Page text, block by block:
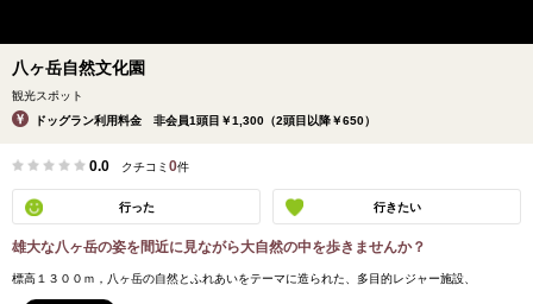
八ヶ岳自然文化園
観光スポット
ドッグラン利用料金 非会員1頭目￥1,300（2頭目以降￥650）
0.0 クチコミ 0件
行った 行きたい
雄大な八ヶ岳の姿を間近に見ながら大自然の中を歩きませんか？
標高１３００ｍ，八ヶ岳の自然とふれあいをテーマに造られた、多目的レジャー施設、